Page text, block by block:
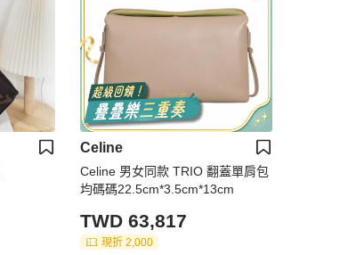
Celine
Celine 男女同款 TRIO 翻蓋單肩包
均碼碼22.5cm*3.5cm*13cm
TWD 63,817
現折 2,000